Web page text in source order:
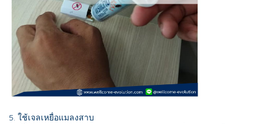
5. ใช้เจลเหยื่อแมลงสาบ